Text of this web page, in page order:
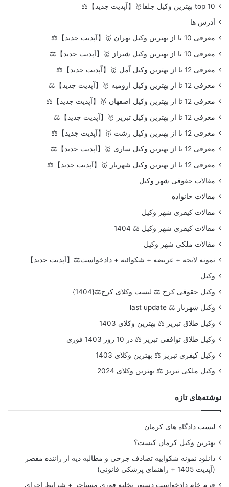
top 10 بهترین وکیل جلفا🥇【آپدیت جدید】⚖️
آدرس ها
معرفی 10 تا از بهترین وکیل تهران 🥇【آپدیت جدید】⚖️
معرفی 10 تا از بهترین وکیل شیراز 🥇【آپدیت جدید】⚖️
معرفی 12 تا از بهترین وکیل آمل 🥇【آپدیت جدید】⚖️
معرفی 12 تا از بهترین وکیل ارومیه 🥇【آپدیت جدید】⚖️
معرفی 12 تا از بهترین وکیل اصفهان 🥇【آپدیت جدید】⚖️
معرفی 12 تا از بهترین وکیل تبریز 🥇【آپدیت جدید】⚖️
معرفی 12 تا از بهترین وکیل رشت 🥇【آپدیت جدید】⚖️
معرفی 12 تا از بهترین وکیل ساری 🥇【آپدیت جدید】⚖️
معرفی 12 تا از بهترین وکیل شهریار 🥇【آپدیت جدید】⚖️
مقالات حقوقی شهر وکیل
مقالات خانواده
مقالات کیفری شهر وکیل
مقالات کیفری شهر وکیل ⚖️ 1404
مقالات ملکی شهر وکیل
نمونه لایحه + عریضه + شکوائیه + دادخواست⚖️【آپدیت جدید】
وکیل
وکیل حقوقی کرج ⚖️ لیست وکلای کرج⚖️{1404}
وکیل شهریار ⚖️ last update
وکیل طلاق تبریز ⚖️ بهترین وکلای 1403
وکیل طلاق توافقی تبریز ⚖️ در 10 روز 1403 فوری
وکیل کیفری تبریز ⚖️ بهترین وکلای 1403
وکیل ملکی تبریز ⚖️ بهترین وکلای 2024
نوشته‌های تازه
لیست دادگاه های کرمان
بهترین وکیل کرمان کیست؟
دانلود نمونه شکواییه تصادف جرحی و مطالبه دیه از راننده مقصر
(آپدیت 1405 + راهنمای پزشکی قانونی)
فرم خام دادخواست دستور تخلیه فوری مستاجر + شرایط اجرای